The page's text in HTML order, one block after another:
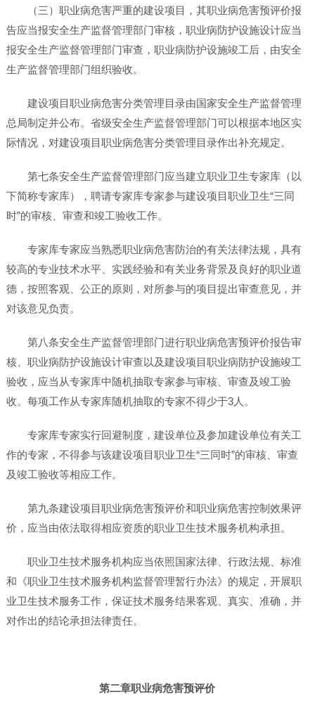
（三）职业病危害严重的建设项目，其职业病危害预评价报
告应当报安全生产监督管理部门审核，职业病防护设施设计应当
报安全生产监督管理部门审查，职业病防护设施竣工后，由安全
生产监督管理部门组织验收。
建设项目职业病危害分类管理目录由国家安全生产监督管理
总局制定并公布。省级安全生产监督管理部门可以根据本地区实
际情况，对建设项目职业病危害分类管理目录作出补充规定。
第七条安全生产监督管理部门应当建立职业卫生专家库（以
下简称专家库），聘请专家库专家参与建设项目职业卫生“三同
时”的审核、审查和竣工验收工作。
专家库专家应当熟悉职业病危害防治的有关法律法规，具有
较高的专业技术水平、实践经验和有关业务背景及良好的职业道
德，按照客观、公正的原则，对所参与的项目提出审查意见，并
对该意见负责。
第八条安全生产监督管理部门进行职业病危害预评价报告审
核、职业病防护设施设计审查以及建设项目职业病防护设施竣工
验收，应当从专家库中随机抽取专家参与审核、审查及竣工验
收。每项工作从专家库随机抽取的专家不得少于3人。
专家库专家实行回避制度，建设单位及参加建设单位有关工
作的专家，不得参与该建设项目职业卫生“三同时”的审核、审查
及竣工验收等相应工作。
第九条建设项目职业病危害预评价和职业病危害控制效果评
价，应当由依法取得相应资质的职业卫生技术服务机构承担。
职业卫生技术服务机构应当依照国家法律、行政法规、标准
和《职业卫生技术服务机构监督管理暂行办法》的规定，开展职
业卫生技术服务工作，保证技术服务结果客观、真实、准确，并
对作出的结论承担法律责任。
第二章职业病危害预评价